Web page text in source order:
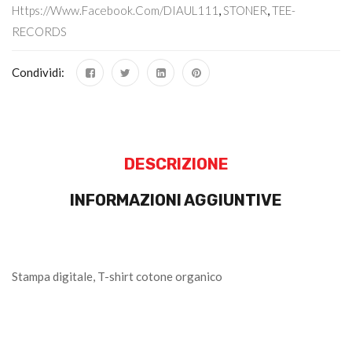
Https://www.facebook.com/DIAUL111 ,STONER,TEE-
RECORDS
Condividi:
DESCRIZIONE
INFORMAZIONI AGGIUNTIVE
Stampa digitale, T-shirt cotone organico